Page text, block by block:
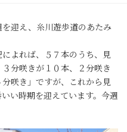
を迎え、糸川遊歩道のあたみ
よれば、５７本のうち、見
分咲きが１０本、２分咲き
咲き」ですが、これから見
い時期を迎えています。今週